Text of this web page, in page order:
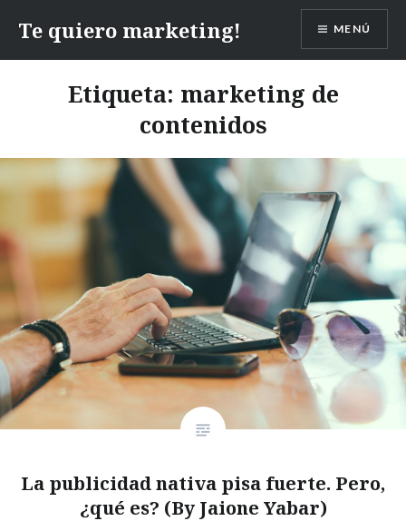
Te quiero marketing! MENÚ
Etiqueta: marketing de
contenidos
La publicidad nativa pisa fuerte. Pero,
¿qué es? (By Jaione Yabar)